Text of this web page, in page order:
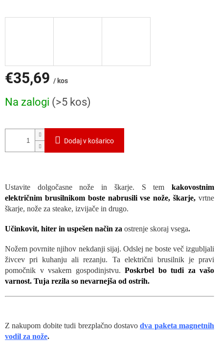
€35,69 / kos
mere:
Na zalogi (>5 kos)
Dodaj v košarico
Ustavite dolgočasne nože in škarje. S tem kakovostnim
električnim brusilnikom boste nabrusili vse nože, škarje, vrtne
škarje, nože za steake, izvijače in drugo.
Učinkovit, hiter in uspešen način za ostrenje skoraj vsega.
Nožem povrnite njihov nekdanji sijaj. Odslej ne boste več izgubljali
živcev pri kuhanju ali rezanju. Ta električni brusilnik je pravi
pomočnik v vsakem gospodinjstvu. Poskrbel bo tudi za vašo
varnost. Tuja rezila so nevarnejša od ostrih.
Z nakupom dobite tudi brezplačno dostavodva paketa magnetnih
vodil za nože.